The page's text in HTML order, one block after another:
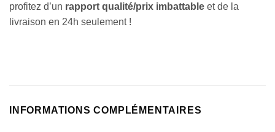
profitez d’un rapport qualité/prix imbattable et de la
livraison en 24h seulement !
INFORMATIONS COMPLÉMENTAIRES